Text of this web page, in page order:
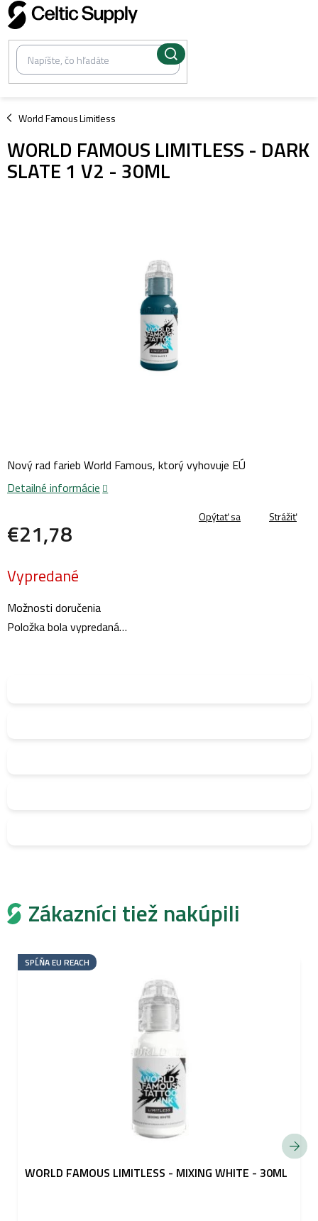
Prejsť
na
obsah
World Famous Limitless
/
WORLD FAMOUS LIMITLESS - DARK
SLATE 1 V2 - 30ML
€21,78
cena:
Vypredané
Možnosti doručenia
Položka bola vypredaná…
Nový rad farieb World Famous, ktorý vyhovuje EÚ
Detailné informácie
Opýtať sa Strážiť
Zákazníci tiež nakúpili
SPĹŇA EU REACH
WORLD FAMOUS LIMITLESS - MIXING WHITE - 30ML